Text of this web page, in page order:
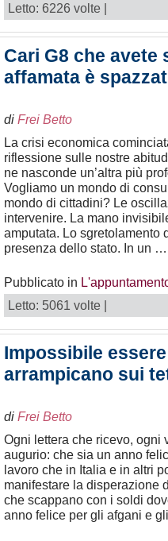
Letto: 6226 volte |
Cari G8 che avete
affamata è
di Frei Betto
La crisi economica
riflessione sulle nostre
ne nasconde un’altra più
Vogliamo un mondo di
mondo di cittadini? Le
intervenire. La mano
amputata. Lo sgretolamento
presenza dello stato. In un …
Pubblicato in
Letto: 5061 volte |
Impossibile
arrampicano sui
di Frei Betto
Ogni lettera che ricevo, ogni
augurio: che sia un anno
lavoro che in Italia e in altri
manifestare la disperazione
che scappano con i soldi
anno felice per gli afgani e